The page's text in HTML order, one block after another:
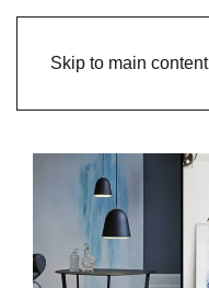
Skip to main content